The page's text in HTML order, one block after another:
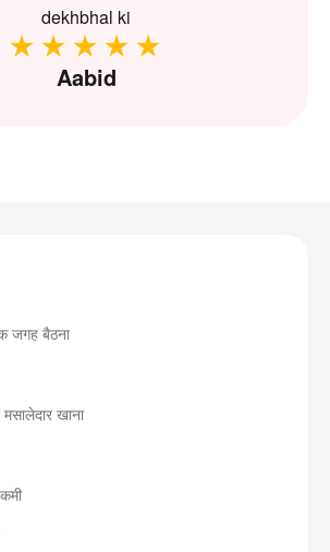
dekhbhal ki
Aabid
जगह बैठना
खाना